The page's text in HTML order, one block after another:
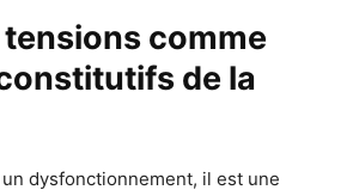
comme
de la
un dysfonctionnement, il est une